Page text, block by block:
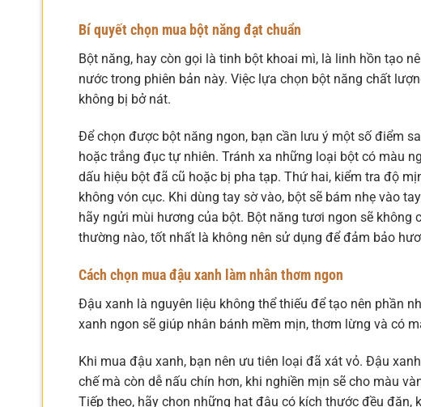
Bí quyết chọn mua bột năng đạt chuẩn
Bột năng, hay còn gọi là tinh bột khoai mì, là linh hồn tạo
nước trong phiên bản này. Việc lựa chọn bột năng chất
không bị bở nát.
Để chọn được bột năng ngon, bạn cần lưu ý một số điểm
hoặc trắng đục tự nhiên. Tránh xa những loại bột có màu
dấu hiệu bột đã cũ hoặc bị pha tạp. Thứ hai, kiểm tra độ
không vón cục. Khi dùng tay sờ vào, bột sẽ bám nhẹ vào
hãy ngửi mùi hương của bột. Bột năng tươi ngon sẽ
thường nào, tốt nhất là không nên sử dụng để đảm bảo
Cách chọn mua đậu xanh làm nhân thơm ngon
Đậu xanh là nguyên liệu không thể thiếu để tạo nên phần
xanh ngon sẽ giúp nhân bánh mềm mịn, thơm lừng và có
Khi mua đậu xanh, bạn nên ưu tiên loại đã xát vỏ. Đậu
chế mà còn dễ nấu chín hơn, khi nghiền mịn sẽ cho màu
Tiếp theo, hãy chọn những hạt đậu có kích thước đều đặn,